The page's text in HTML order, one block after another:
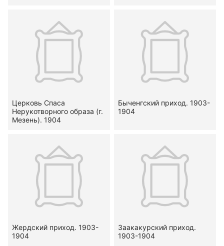
Церковь Спаса
Нерукотворного образа (г.
Мезень). 1904
Быченгский приход. 1903-
1904
Жердский приход. 1903-
1904
Заакакурский приход.
1903-1904